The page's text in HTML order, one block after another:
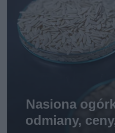
Nasiona
odmiany,